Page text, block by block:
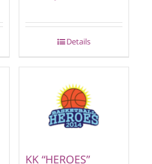
Details
KK “HEROES”